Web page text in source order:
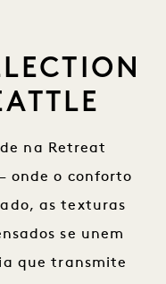
na Retreat
onde o conforto
as texturas
se unem
que transmite